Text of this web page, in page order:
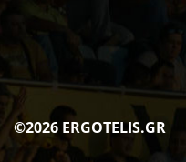
©2026 ERGOTELIS.GR